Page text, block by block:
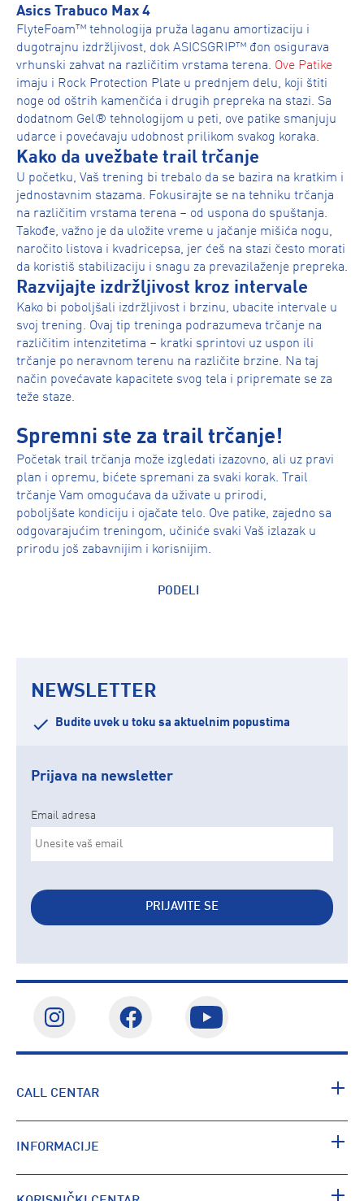
Asics Trabuco Max 4
FlyteFoam™ tehnologija pruža laganu amortizaciju i
dugotrajnu izdržljivost, dok ASICSGRIP™ đon osigurava
vrhunski zahvat na različitim vrstama terena. Ove Patike
imaju i Rock Protection Plate u prednjem delu, koji štiti
noge od oštrih kamenčića i drugih prepreka na stazi. Sa
dodatnom Gel® tehnologijom u peti, ove patike smanjuju
udarce i povećavaju udobnost prilikom svakog koraka.
Kako da uvežbate trail trčanje
U početku, Vaš trening bi trebalo da se bazira na kratkim i
jednostavnim stazama. Fokusirajte se na tehniku trčanja
na različitim vrstama terena – od uspona do spuštanja.
Takođe, važno je da uložite vreme u jačanje mišića nogu,
naročito listova i kvadricepsa, jer ćeš na stazi često morati
da koristiš stabilizaciju i snagu za prevazilaženje prepreka.
Razvijajte izdržljivost kroz intervale
Kako bi poboljšali izdržljivost i brzinu, ubacite intervale u
svoj trening. Ovaj tip treninga podrazumeva trčanje na
različitim intenzitetima – kratki sprintovi uz uspon ili
trčanje po neravnom terenu na različite brzine. Na taj
način povećavate kapacitete svog tela i pripremate se za
teže staze.
Spremni ste za trail trčanje!
Početak trail trčanja može izgledati izazovno, ali uz pravi
plan i opremu, bićete spremani za svaki korak. Trail
trčanje Vam omogućava da uživate u prirodi,
poboljšate kondiciju i ojačate telo. Ove patike, zajedno sa
odgovarajućim treningom, učiniće svaki Vaš izlazak u
prirodu još zabavnijim i korisnijim.
PODELI
NEWSLETTER
Budite uvek u toku sa aktuelnim popustima
Prijava na newsletter
Email adresa
PRIJAVITE SE
CALL CENTAR
INFORMACIJE